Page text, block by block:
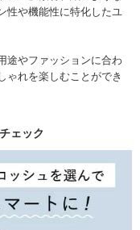
性や機能性に特化したユ
途やファッションに合わ
ゃれを楽しむことができ
ェック